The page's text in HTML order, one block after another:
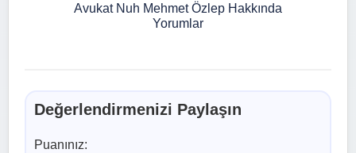
Avukat Nuh Mehmet Özlep Hakkında
Yorumlar
Değerlendirmenizi Paylaşın
Puanınız: